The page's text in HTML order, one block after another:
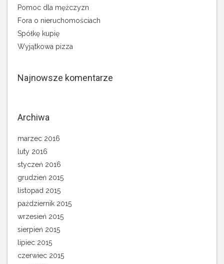
Pomoc dla mężczyzn
Fora o nieruchomościach
Spółkę kupię
Wyjątkowa pizza
Najnowsze komentarze
Archiwa
marzec 2016
luty 2016
styczeń 2016
grudzień 2015
listopad 2015
październik 2015
wrzesień 2015
sierpień 2015
lipiec 2015
czerwiec 2015